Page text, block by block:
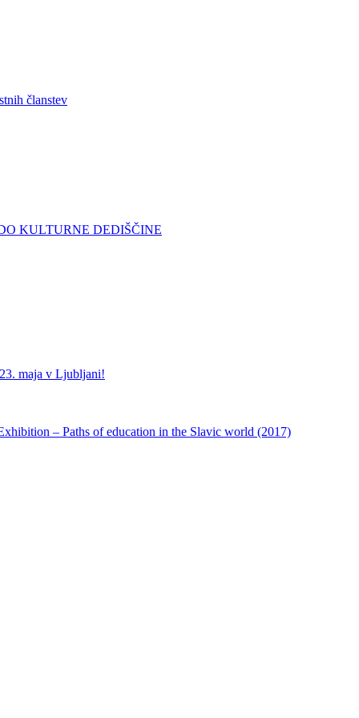
članstev
KULTURNE DEDIŠČINE
maja v Ljubljani!
– Paths of education in the Slavic world (2017)